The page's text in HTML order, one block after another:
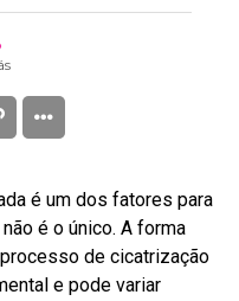
é um dos fatores para
é o único. A forma
de cicatrização
e pode variar